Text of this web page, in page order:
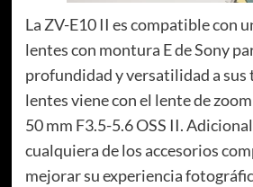
La ZV-E10 II es compatible con
lentes con montura E de Sony
profundidad y versatilidad a sus
lentes viene con el lente de
50 mm F3.5-5.6 OSS II.
cualquiera de los accesorios
mejorar su experiencia